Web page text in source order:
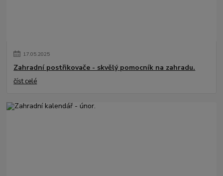
17.05.2025
Zahradní postřikovače - skvělý pomocník na zahradu.
číst celé